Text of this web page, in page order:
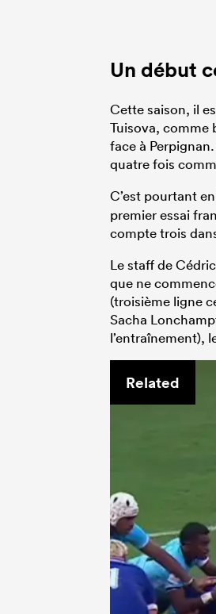
Un début
Cette saison, il
Tuisova, comme
face à
quatre fois
C’est pourtant
premier essai
compte trois
Le staff de
que ne
(troisième ligne
Sacha
l’entraînement),
Related